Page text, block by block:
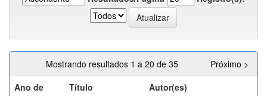
Mostrando resultados 1 a 20 de 35
Próximo >
Ano de
Título Autor(es)